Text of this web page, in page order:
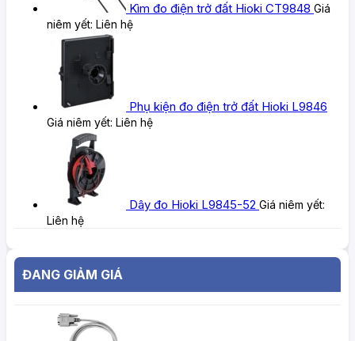
Kìm đo điện trở đất Hioki CT9848 Giá
niêm yết: Liên hệ
Phụ kiện đo điện trở đất Hioki L9846
Giá niêm yết: Liên hệ
Dây đo Hioki L9845-52 Giá niêm yết:
Liên hệ
ĐANG GIẢM GIÁ